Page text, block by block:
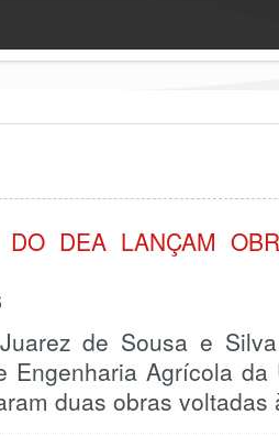
DO DEA LANÇAM
de Sousa e
Engenharia Agrícola
duas obras